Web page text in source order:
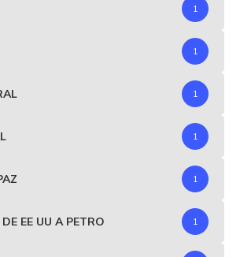
1
1
1
1
1
EE UU A PETRO 1